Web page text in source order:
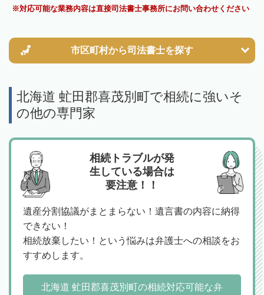
対応可能な業務内容は直接司法書士事務所にお問い合わせください
市区町村から司法書士を探す
北海道 虻田郡喜茂別町で相続に強いそ
の他の専門家
相続トラブルが発
生している場合は
要注意！！
遺産分割協議がまとまらない！遺言書の内容に納得
できない！
相続放棄したい！という悩みは弁護士への相談をお
すすめします。
北海道 虻田郡喜茂別町の相続対応可能な弁